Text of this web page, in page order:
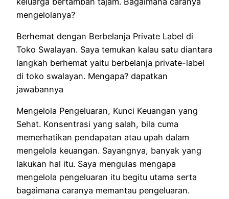
mengelolanya?
Berhemat dengan Berbelanja Private Label di
Toko Swalayan. Saya temukan kalau satu diantara
langkah berhemat yaitu berbelanja private-label
di toko swalayan. Mengapa? dapatkan
jawabannya
Mengelola Pengeluaran, Kunci Keuangan yang
Sehat. Konsentrasi yang salah, bila cuma
memerhatikan pendapatan atau upah dalam
mengelola keuangan. Sayangnya, banyak yang
lakukan hal itu. Saya mengulas mengapa
mengelola pengeluaran itu begitu utama serta
bagaimana caranya memantau pengeluaran.